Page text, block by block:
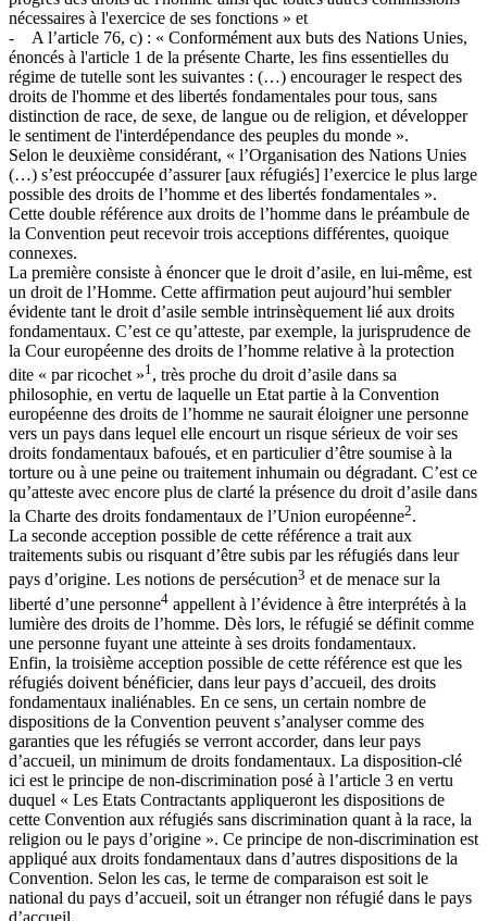
nécessaires à l'exercice de ses fonctions » et
- A l’article 76, c) : « Conformément aux buts des Nations Unies,
énoncés à l'article 1 de la présente Charte, les fins essentielles du
régime de tutelle sont les suivantes : (…) encourager le respect des
droits de l'homme et des libertés fondamentales pour tous, sans
distinction de race, de sexe, de langue ou de religion, et développer
le sentiment de l'interdépendance des peuples du monde ».
Selon le deuxième considérant, « l’Organisation des Nations Unies
(…) s’est préoccupée d’assurer [aux réfugiés] l’exercice le plus large
possible des droits de l’homme et des libertés fondamentales ».
Cette double référence aux droits de l’homme dans le préambule de
la Convention peut recevoir trois acceptions différentes, quoique
connexes.
La première consiste à énoncer que le droit d’asile, en lui-même, est
un droit de l’Homme. Cette affirmation peut aujourd’hui sembler
évidente tant le droit d’asile semble intrinsèquement lié aux droits
fondamentaux. C’est ce qu’atteste, par exemple, la jurisprudence de
la Cour européenne des droits de l’homme relative à la protection
dite « par ricochet »1 , très proche du droit d’asile dans sa
philosophie, en vertu de laquelle un Etat partie à la Convention
européenne des droits de l’homme ne saurait éloigner une personne
vers un pays dans lequel elle encourt un risque sérieux de voir ses
droits fondamentaux bafoués, et en particulier d’être soumise à la
torture ou à une peine ou traitement inhumain ou dégradant. C’est ce
qu’atteste avec encore plus de clarté la présence du droit d’asile dans
la Charte des droits fondamentaux de l’Union européenne2.
La seconde acception possible de cette référence a trait aux
traitements subis ou risquant d’être subis par les réfugiés dans leur
pays d’origine. Les notions de persécution3 et de menace sur la
liberté d’une personne4 appellent à l’évidence à être interprétés à la
lumière des droits de l’homme. Dès lors, le réfugié se définit comme
une personne fuyant une atteinte à ses droits fondamentaux.
Enfin, la troisième acception possible de cette référence est que les
réfugiés doivent bénéficier, dans leur pays d’accueil, des droits
fondamentaux inaliénables. En ce sens, un certain nombre de
dispositions de la Convention peuvent s’analyser comme des
garanties que les réfugiés se verront accorder, dans leur pays
d’accueil, un minimum de droits fondamentaux. La disposition-clé
ici est le principe de non-discrimination posé à l’article 3 en vertu
duquel « Les Etats Contractants appliqueront les dispositions de
cette Convention aux réfugiés sans discrimination quant à la race, la
religion ou le pays d’origine ». Ce principe de non-discrimination est
appliqué aux droits fondamentaux dans d’autres dispositions de la
Convention. Selon les cas, le terme de comparaison est soit le
national du pays d’accueil, soit un étranger non réfugié dans le pays
d’accueil.